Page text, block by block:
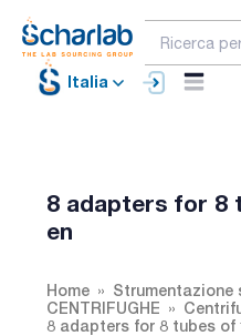
Italia
8 adapters for 8
en
Home
Strumentazione
CENTRIFUGHE
8 adapters for 8 tubes of